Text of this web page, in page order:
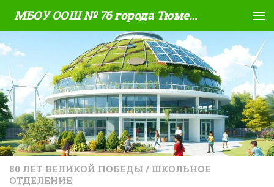
Skip to content МБОУ ООШ № 76 города Тюмени
80 ЛЕТ ВЕЛИКОЙ ПОБЕДЫ / ШКОЛЬНОЕ
ОТДЕЛЕНИЕ